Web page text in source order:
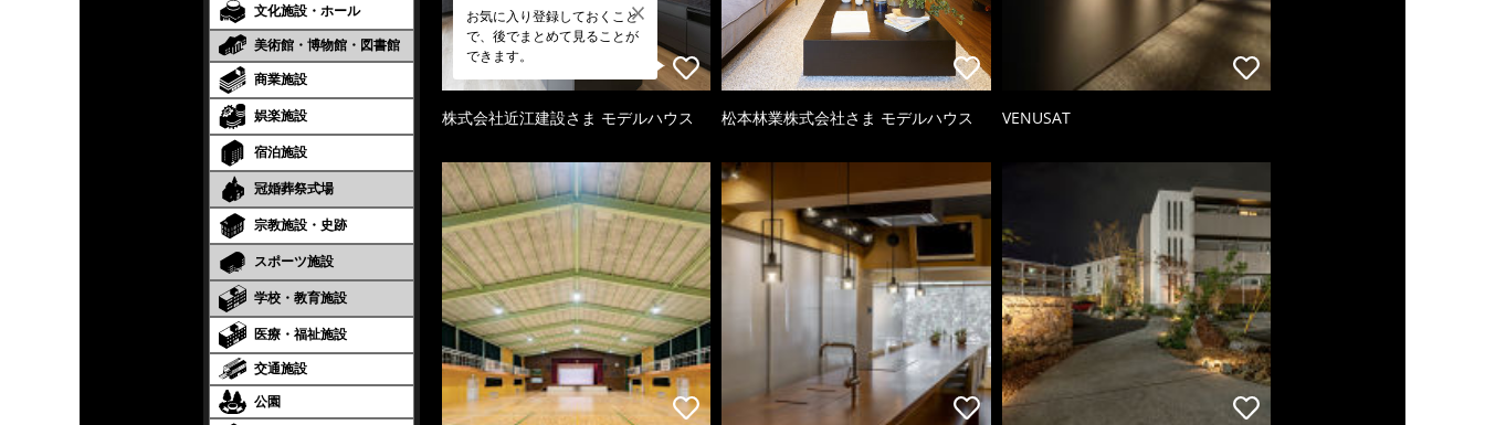
文化施設・ホール
美術館・博物館・図書館
商業施設
娯楽施設
宿泊施設
冠婚葬祭式場
宗教施設・史跡
スポーツ施設
学校・教育施設
医療・福祉施設
交通施設
公園
お気に入り登録しておくこと
で、後でまとめて見ることが
できます。
株式会社近江建設さま モデルハウス 松本林業株式会社さま モデルハウス VENUSAT